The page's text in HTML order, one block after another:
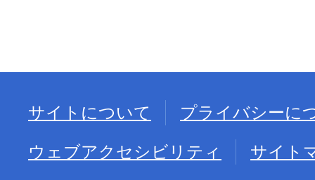
サイトについて
プライバシーに
ウェブアクセシビリティ
サイト